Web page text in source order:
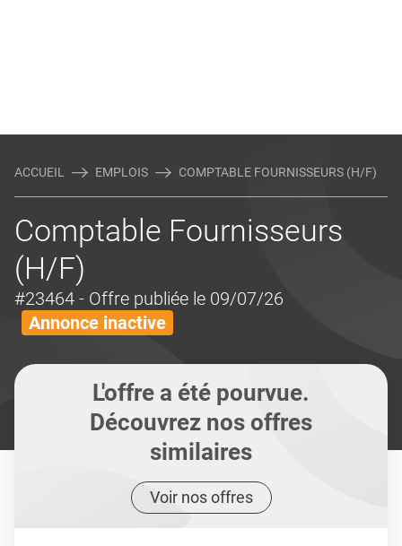
ACCUEIL EMPLOIS COMPTABLE FOURNISSEURS (H/F)
Comptable Fournisseurs
(H/F)
#23464 - Offre publiée le 09/07/26
Annonce inactive
L'offre a été pourvue.
Découvrez nos offres
similaires
Voir nos offres